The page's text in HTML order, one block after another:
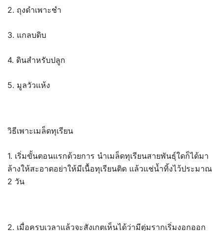
2. ถุงดำเพาะชำ
3. แกลบดิบ
4. ดินสำหรับปลูก
5. มูลวัวแห้ง
วิธีเพาะเมล็ดทุเรียน
1. เริ่มขั้นตอนแรกด้วยการ นำเมล็ดทุเรียนสายพันธุ์ใดก็ได้มา
ล้างให้สะอาดอย่าให้มีเนื้อทุเรียนติด แล้วแช่น้ำทิ้งไว้ประมาณ
2 วัน
2. เมื่อครบเวลาแล้วจะสังเกตเห็นได้ว่ามีตุ่มรากเริ่มงอกออก